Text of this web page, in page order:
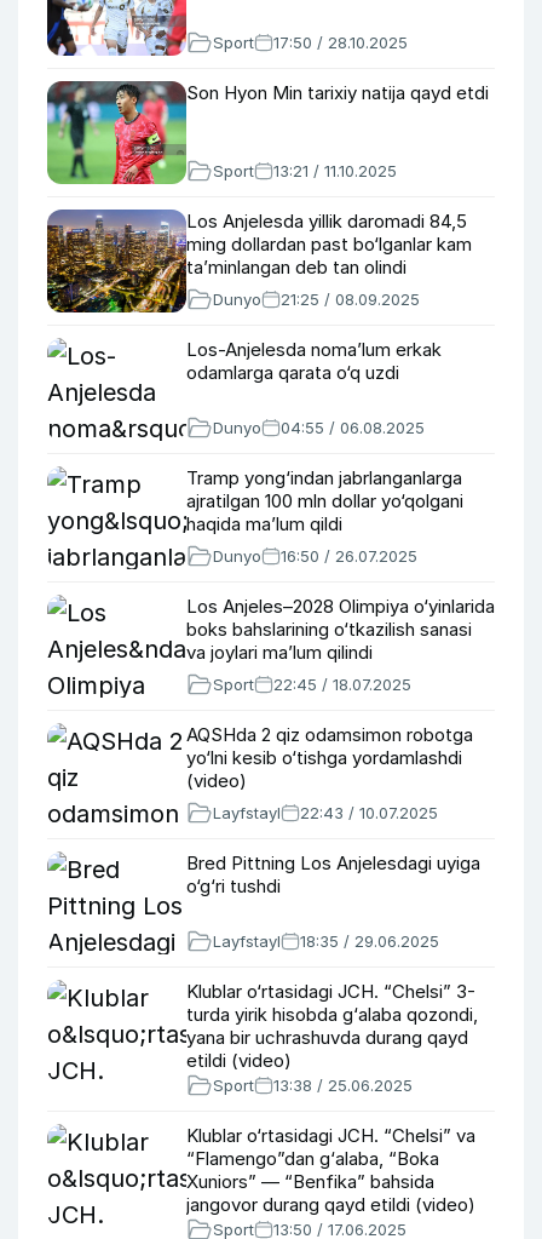
Sport 17:50 / 28.10.2025
Son Hyon Min tarixiy natija qayd etdi
Sport 13:21 / 11.10.2025
Los Anjelesda yillik daromadi 84,5
ming dollardan past bo‘lganlar kam
ta’minlangan deb tan olindi
Dunyo 21:25 / 08.09.2025
Los-Anjelesda noma’lum erkak
odamlarga qarata o‘q uzdi
Dunyo 04:55 / 06.08.2025
Tramp yong‘indan jabrlanganlarga
ajratilgan 100 mln dollar yo‘qolgani
haqida ma’lum qildi
Dunyo 16:50 / 26.07.2025
Los Anjeles–2028 Olimpiya o‘yinlarida
boks bahslarining o‘tkazilish sanasi
va joylari ma’lum qilindi
Sport 22:45 / 18.07.2025
AQSHda 2 qiz odamsimon robotga
yo‘lni kesib o‘tishga yordamlashdi
(video)
Layfstayl 22:43 / 10.07.2025
Bred Pittning Los Anjelesdagi uyiga
o‘g‘ri tushdi
Layfstayl 18:35 / 29.06.2025
Klublar o‘rtasidagi JCH. “Chelsi” 3-
turda yirik hisobda g‘alaba qozondi,
yana bir uchrashuvda durang qayd
etildi (video)
Sport 13:38 / 25.06.2025
Klublar o‘rtasidagi JCH. “Chelsi” va
“Flamengo”dan g‘alaba, “Boka
Xuniors” — “Benfika” bahsida
jangovor durang qayd etildi (video)
Sport 13:50 / 17.06.2025